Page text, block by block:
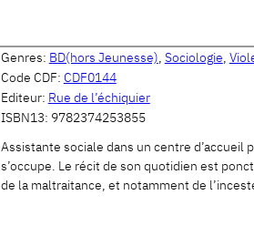
Genres: BD(hors Jeunesse), Sociologie,
Code CDF: CDF0144
Editeur: Rue de l’échiquier
ISBN13: 9782374253855
Assistante sociale dans un centre d’accueil
s’occupe. Le récit de son quotidien est
de la maltraitance, et notamment de